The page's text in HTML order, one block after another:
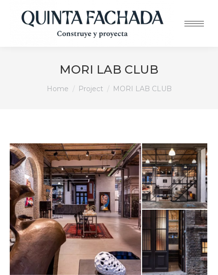
MORI LAB CLUB
You are here:
Home Project MORI LAB CLUB